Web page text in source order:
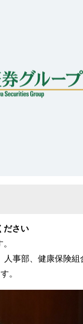
ださい
事部、健康保険組
。